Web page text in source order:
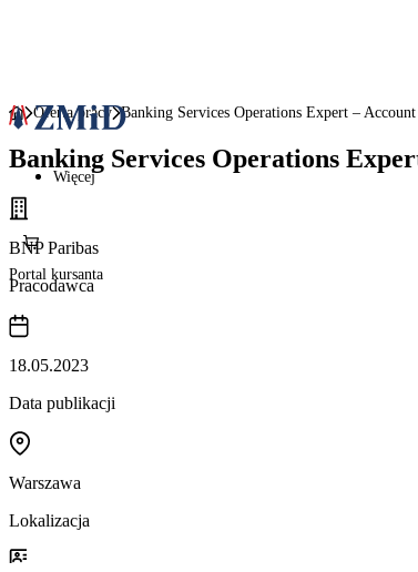
Więcej
Portal kursanta
Oferta pracy Banking Services Operations Expert –
Banking Services Operations
BNP Paribas
Pracodawca
18.05.2023
Data publikacji
Warszawa
Lokalizacja